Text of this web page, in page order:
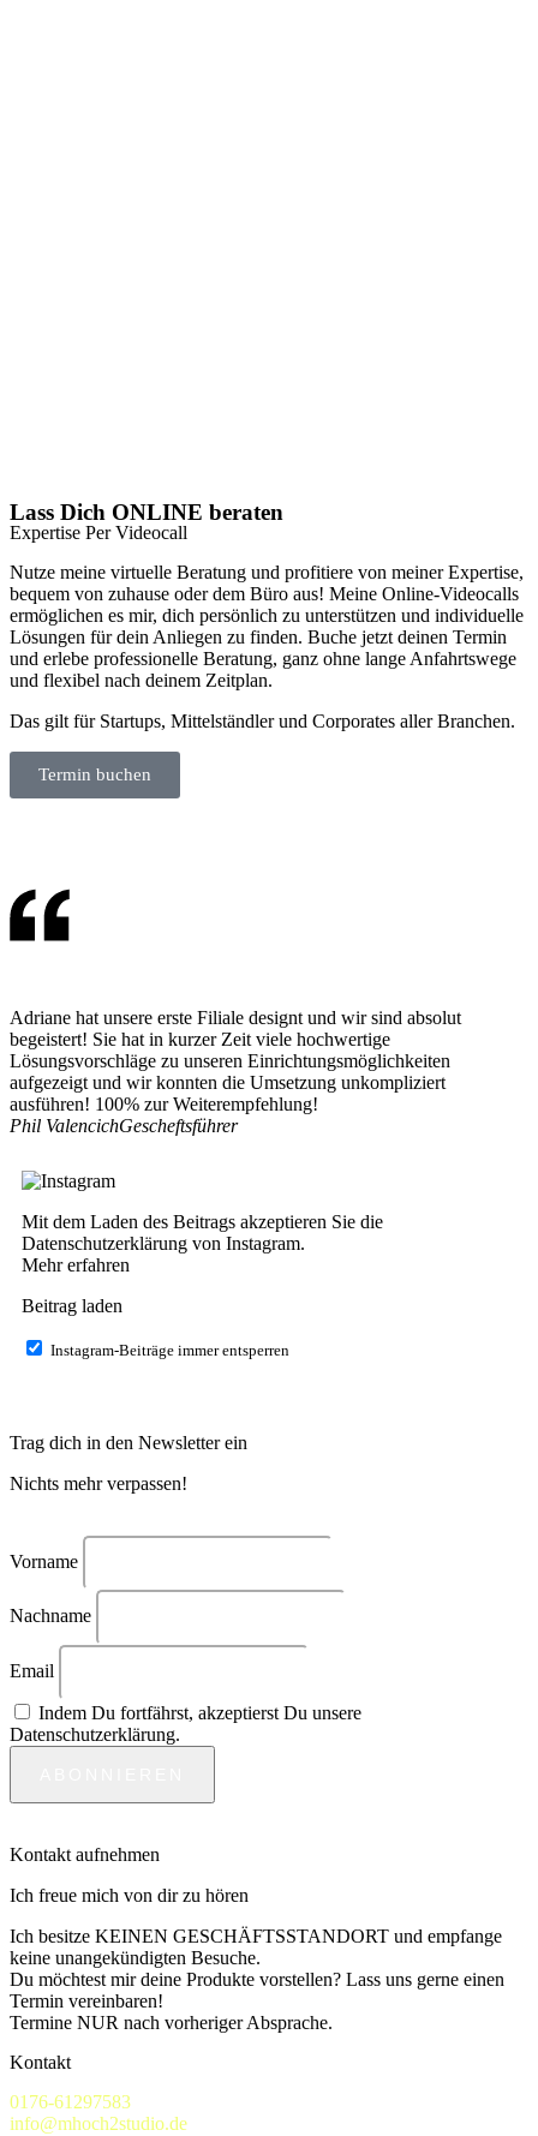
Lass Dich ONLINE beraten
Expertise Per Videocall
Nutze meine virtuelle Beratung und profitiere von meiner Expertise,
bequem von zuhause oder dem Büro aus! Meine Online-Videocalls
ermöglichen es mir, dich persönlich zu unterstützen und individuelle
Lösungen für dein Anliegen zu finden. Buche jetzt deinen Termin
und erlebe professionelle Beratung, ganz ohne lange Anfahrtswege
und flexibel nach deinem Zeitplan.
Das gilt für Startups, Mittelständler und Corporates aller Branchen.
Termin buchen
Adriane hat unsere erste Filiale designt und wir sind absolut
begeistert! Sie hat in kurzer Zeit viele hochwertige
Lösungsvorschläge zu unseren Einrichtungsmöglichkeiten
aufgezeigt und wir konnten die Umsetzung unkompliziert
ausführen! 100% zur Weiterempfehlung!
Phil ValencichGescheftsführer
Mit dem Laden des Beitrags akzeptieren Sie die
Datenschutzerklärung von Instagram.
Mehr erfahren
Beitrag laden
Instagram-Beiträge immer entsperren
Trag dich in den Newsletter ein
Nichts mehr verpassen!
Vorname
Nachname
Email
Indem Du fortfährst, akzeptierst Du unsere
Datenschutzerklärung.
Kontakt aufnehmen
Ich freue mich von dir zu hören
Ich besitze KEINEN GESCHÄFTSSTANDORT und empfange
keine unangekündigten Besuche.
Du möchtest mir deine Produkte vorstellen? Lass uns gerne einen
Termin vereinbaren!
Termine NUR nach vorheriger Absprache.
Kontakt
0176-61297583
info@mhoch2studio.de